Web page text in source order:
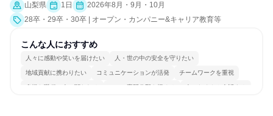
山梨県 1日
2026年8月・9月・10月
28卒・29卒・30卒 | オープン・カンパニー&キャリア教育等
こんな人におすすめ
人々に感動や笑いを届けたい 人・世の中の安全を守りたい
地域貢献に携わりたい コミュニケーションが活発 チームワークを重視
多様な職種の人と関われる 一つの専門分野を極める 人とたくさん会話する